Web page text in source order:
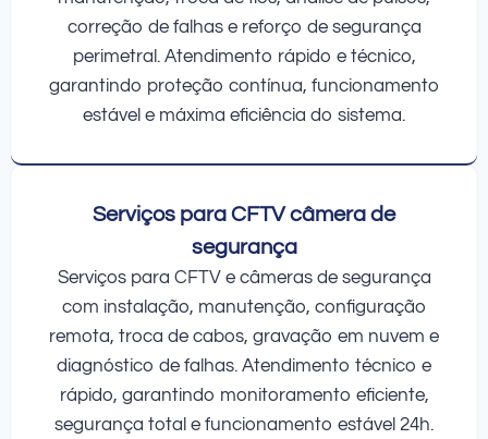
correção de falhas e reforço de segurança
perimetral. Atendimento rápido e técnico,
garantindo proteção contínua, funcionamento
estável e máxima eficiência do sistema.
Serviços para CFTV câmera de
segurança
Serviços para CFTV e câmeras de segurança
com instalação, manutenção, configuração
remota, troca de cabos, gravação em nuvem e
diagnóstico de falhas. Atendimento técnico e
rápido, garantindo monitoramento eficiente,
segurança total e funcionamento estável 24h.